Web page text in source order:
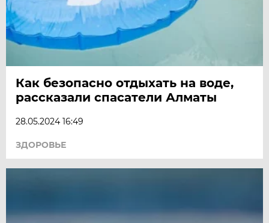
Как безопасно отдыхать на воде,
рассказали спасатели Алматы
28.05.2024 16:49
ЗДОРОВЬЕ